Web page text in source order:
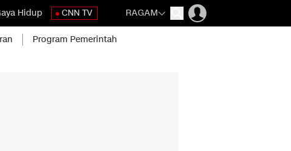
Hidup CNN TV RAGAM
Program Pemerintah